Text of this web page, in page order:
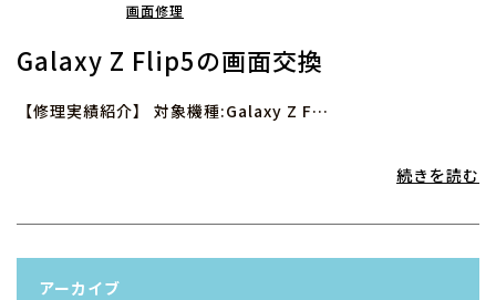
画面修理
Galaxy Z Flip5の画面交換
【修理実績紹介】 対象機種:Galaxy Z F…
続きを読む
アーカイブ